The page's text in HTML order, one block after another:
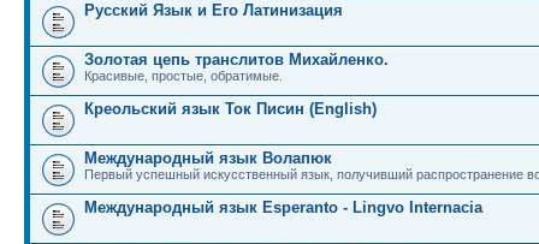
Русский Язык и Его Латинизация
Золотая цепь транслитов Михайленко.
Красивые, простые, обратимые.
Креольский язык Ток Писин (English)
Международный язык Волапюк
Первый успешный искусственный язык, получивший распространение
Международный язык Esperanto - Lingvo Internacia